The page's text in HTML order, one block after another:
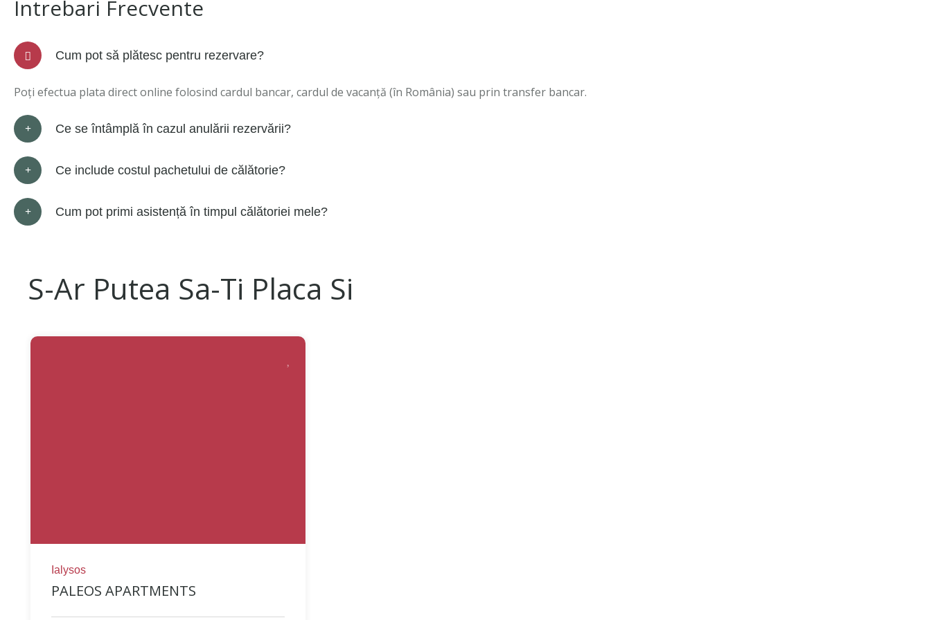
Intrebari Frecvente
Cum pot să plătesc pentru rezervare?
Poți efectua plata direct online folosind cardul bancar, cardul de vacanță (în România) sau prin transfer bancar.
Ce se întâmplă în cazul anulării rezervării?
Ce include costul pachetului de călătorie?
Cum pot primi asistență în timpul călătoriei mele?
S-Ar Putea Sa-Ti Placa Si
Ialysos
PALEOS APARTMENTS